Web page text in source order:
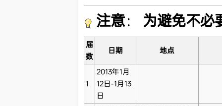
注意： 为避免不必
届
数
日期 地点
1
2013年1月
12日-1月13
日